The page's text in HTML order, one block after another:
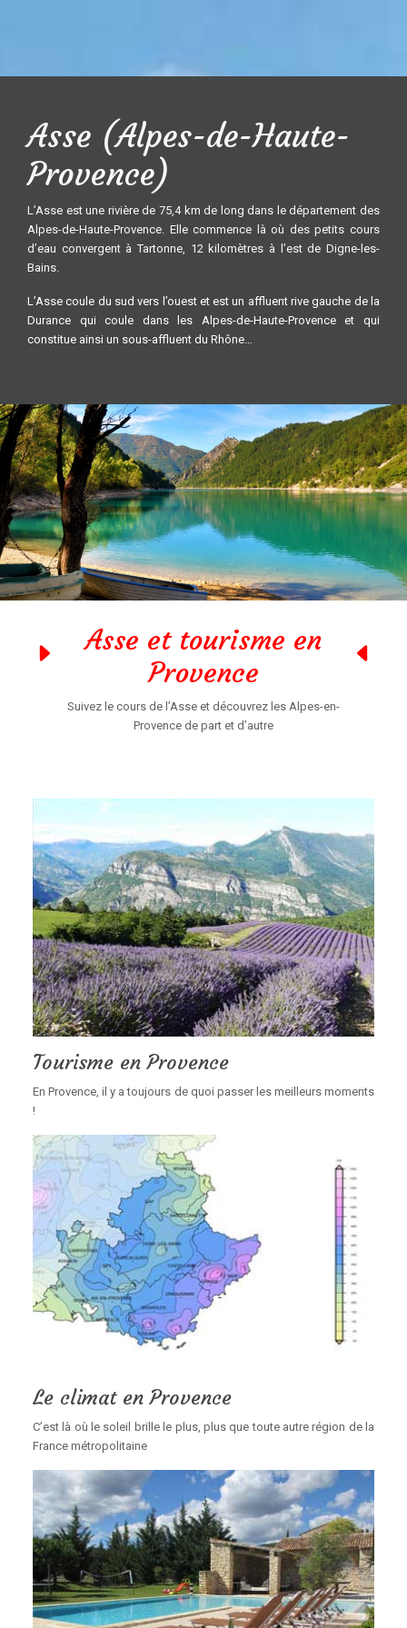
Asse (Alpes-de-Haute-
Provence)
L’Asse est une rivière de 75,4 km de long dans le département des
Alpes-de-Haute-Provence. Elle commence là où des petits cours
d’eau convergent à Tartonne, 12 kilomètres à l’est de Digne-les-
Bains.
L’Asse coule du sud vers l’ouest et est un affluent rive gauche de la
Durance qui coule dans les Alpes-de-Haute-Provence et qui
constitue ainsi un sous-affluent du Rhône…
Asse et tourisme en
Provence
Suivez le cours de l’Asse et découvrez les Alpes-en-
Provence de part et d’autre
Tourisme en Provence
En Provence, il y a toujours de quoi passer les meilleurs moments
!
Le climat en Provence
C’est là où le soleil brille le plus, plus que toute autre région de la
France métropolitaine